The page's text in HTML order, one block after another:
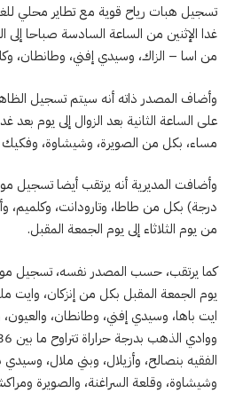
غدا الإثنين من الساعة السادسة صباحا إلى
من اسا – الزاك، وسيدي إفني، وطانطان،
وأضاف المصدر ذاته أنه سيتم تسجيل
على الساعة الثانية بعد الزوال إلى يوم بعد
مساء، بكل من الصويرة، وشيشاوة، وفكيك
درجة) بكل من طاطا، وتارودانت، وكلميم،
من يوم الثلاثاء إلى يوم الجمعة المقبل.
كما يرتقب، حسب المصدر نفسه، تسجيل
يوم الجمعة المقبل بكل من إنزكان، وايت
ايت باها، وسيدي إفني، وطانطان، والعيون،
الفقيه بنصالح، وأزيلال، وبني ملال،
وشيشاوة، وقلعة السراغنة، والصويرة